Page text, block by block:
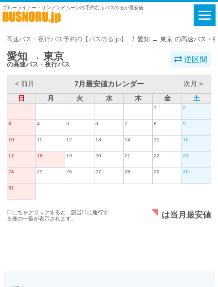
ブルーライナー・サンアンドムーンの予約ならバスのるが最安値
高速バス・夜行バス予約の【バスのる.jp】 愛知 → 東京 の高速バス・
愛知 → 東京
の高速バス・夜行バス
逆区間
< 前月 7月最安値カレンダー
次月 >
日
月 火 水 木 金 土
1 2
3 4 5 6 7 8 9
10 11 12 13 14 15 16
17 18 19 20 21 22 23
24 25 26 27 28 29 30
31
日にちをクリックすると、該当日に運行す
る便の一覧が表示されます。
は当月最安値